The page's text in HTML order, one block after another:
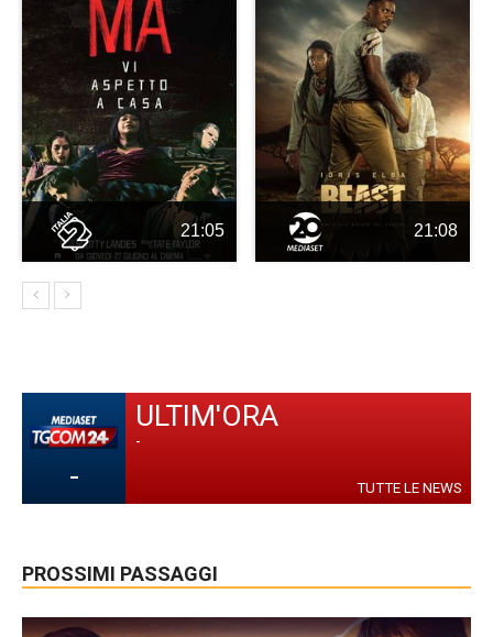
21:05 21:08
-
ULTIM'ORA
-
TUTTE LE NEWS
PROSSIMI PASSAGGI